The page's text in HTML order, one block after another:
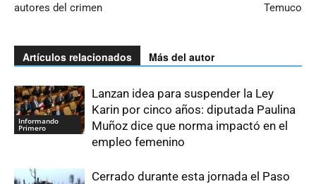
autores del crimen
Temuco
Artículos relacionados Más del autor
Informando
Primero
Lanzan idea para suspender la Ley
Karin por cinco años: diputada Paulina
Muñoz dice que norma impactó en el
empleo femenino
Cerrado durante esta jornada el Paso